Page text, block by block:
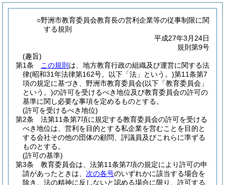
○野洲市教育委員会教育長の営利企業等の従事制限に関
する規則
平成27年3月24日
規則第9号
(趣旨)
第1条
この規則 は、地方教育行政の組織及び運営に関する法
律(昭和31年法律第162号。以下「法」という。)第11条第7
項の規定に基づき、野洲市教育委員会(以下「教育委員会」
という。)の許可を受けるべき地位及び教育委員会の許可の
基準に関し必要な事項を定めるものとする。
(許可を受けるべき地位)
第2条
法第11条第7項に規定する教育委員会の許可を受ける
べき地位は、営利を目的とする私企業を営むことを目的と
する会社その他の団体の顧問、評議員及びこれらに準ずる
ものとする。
(許可の基準)
第3条
教育委員会は、法第11条第7項の規定により許可の申
請があったときは、 次の各号のいずれかに該当する場合を
除き、法の精神に反しないと認める場合に限り、許可する